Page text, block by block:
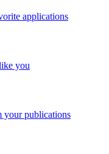
applications
you
your publications